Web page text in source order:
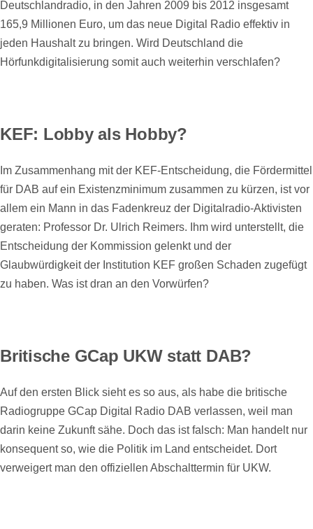
Deutschlandradio, in den Jahren 2009 bis 2012 insgesamt
165,9 Millionen Euro, um das neue Digital Radio effektiv in
jeden Haushalt zu bringen. Wird Deutschland die
Hörfunkdigitalisierung somit auch weiterhin verschlafen?
KEF: Lobby als Hobby?
Im Zusammenhang mit der KEF-Entscheidung, die Fördermittel
für DAB auf ein Existenzminimum zusammen zu kürzen, ist vor
allem ein Mann in das Fadenkreuz der Digitalradio-Aktivisten
geraten: Professor Dr. Ulrich Reimers. Ihm wird unterstellt, die
Entscheidung der Kommission gelenkt und der
Glaubwürdigkeit der Institution KEF großen Schaden zugefügt
zu haben. Was ist dran an den Vorwürfen?
Britische GCap UKW statt DAB?
Auf den ersten Blick sieht es so aus, als habe die britische
Radiogruppe GCap Digital Radio DAB verlassen, weil man
darin keine Zukunft sähe. Doch das ist falsch: Man handelt nur
konsequent so, wie die Politik im Land entscheidet. Dort
verweigert man den offiziellen Abschalttermin für UKW.